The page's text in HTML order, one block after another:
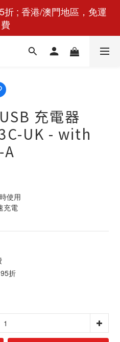
費
充電器
UK - with
A
使用
充電
折